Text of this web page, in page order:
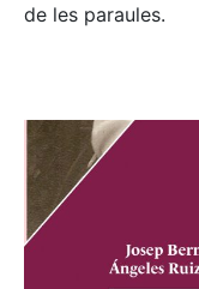
de les paraules.